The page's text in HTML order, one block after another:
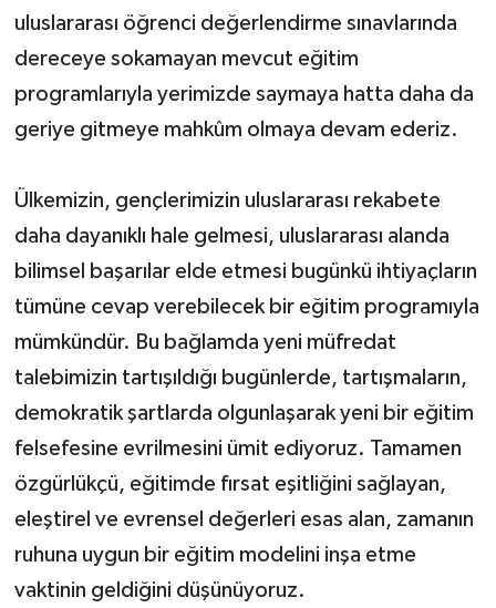
uluslararası öğrenci değerlendirme sınavlarında
dereceye sokamayan mevcut eğitim
programlarıyla yerimizde saymaya hatta daha da
geriye gitmeye mahkûm olmaya devam ederiz.
Ülkemizin, gençlerimizin uluslararası rekabete
daha dayanıklı hale gelmesi, uluslararası alanda
bilimsel başarılar elde etmesi bugünkü ihtiyaçların
tümüne cevap verebilecek bir eğitim programıyla
mümkündür. Bu bağlamda yeni müfredat
talebimizin tartışıldığı bugünlerde, tartışmaların,
demokratik şartlarda olgunlaşarak yeni bir eğitim
felsefesine evrilmesini ümit ediyoruz. Tamamen
özgürlükçü, eğitimde fırsat eşitliğini sağlayan,
eleştirel ve evrensel değerleri esas alan, zamanın
ruhuna uygun bir eğitim modelini inşa etme
vaktinin geldiğini düşünüyoruz.